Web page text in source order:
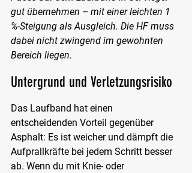
gut übernehmen – mit einer leichten 1
%-Steigung als Ausgleich. Die HF muss
dabei nicht zwingend im gewohnten
Bereich liegen.
Untergrund und Verletzungsrisiko
Das Laufband hat einen
entscheidenden Vorteil gegenüber
Asphalt: Es ist weicher und dämpft die
Aufprallkräfte bei jedem Schritt besser
ab. Wenn du mit Knie- oder